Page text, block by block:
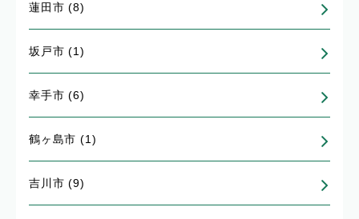
蓮田市 (8)
坂戸市 (1)
幸手市 (6)
鶴ヶ島市 (1)
吉川市 (9)